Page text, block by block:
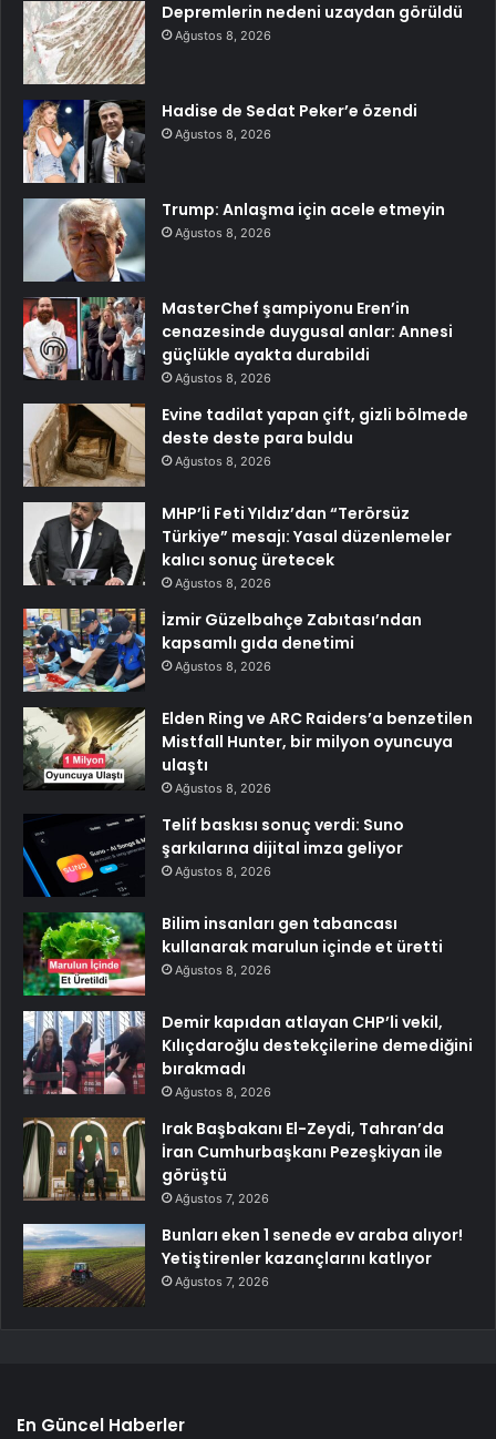
Depremlerin nedeni uzaydan görüldü
Ağustos 8, 2026
Hadise de Sedat Peker’e özendi
Ağustos 8, 2026
Trump: Anlaşma için acele etmeyin
Ağustos 8, 2026
MasterChef şampiyonu Eren’in
cenazesinde duygusal anlar: Annesi
güçlükle ayakta durabildi
Ağustos 8, 2026
Evine tadilat yapan çift, gizli bölmede
deste deste para buldu
Ağustos 8, 2026
MHP’li Feti Yıldız’dan “Terörsüz
Türkiye” mesajı: Yasal düzenlemeler
kalıcı sonuç üretecek
Ağustos 8, 2026
İzmir Güzelbahçe Zabıtası’ndan
kapsamlı gıda denetimi
Ağustos 8, 2026
Elden Ring ve ARC Raiders’a benzetilen
Mistfall Hunter, bir milyon oyuncuya
ulaştı
Ağustos 8, 2026
Telif baskısı sonuç verdi: Suno
şarkılarına dijital imza geliyor
Ağustos 8, 2026
Bilim insanları gen tabancası
kullanarak marulun içinde et üretti
Ağustos 8, 2026
Demir kapıdan atlayan CHP’li vekil,
Kılıçdaroğlu destekçilerine demediğini
bırakmadı
Ağustos 8, 2026
Irak Başbakanı El-Zeydi, Tahran’da
İran Cumhurbaşkanı Pezeşkiyan ile
görüştü
Ağustos 7, 2026
Bunları eken 1 senede ev araba alıyor!
Yetiştirenler kazançlarını katlıyor
Ağustos 7, 2026
En Güncel Haberler